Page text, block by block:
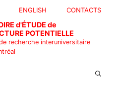
CONTACTS
ENGLISH
d'ÉTUDE de
POTENTIELLE
recherche interuniversitaire